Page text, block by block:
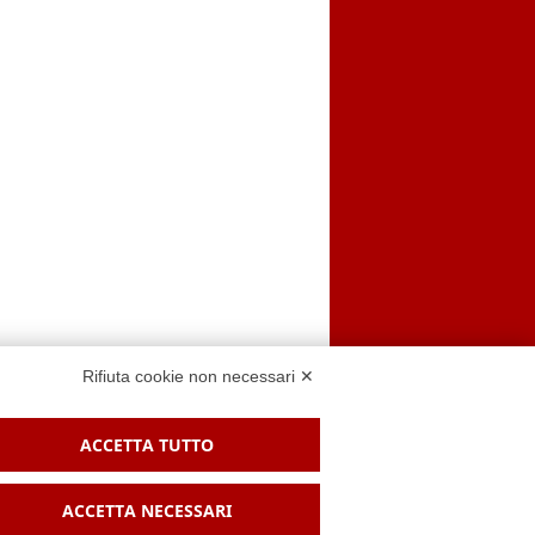
Rifiuta cookie non necessari ✕
ACCETTA TUTTO
ACCETTA NECESSARI